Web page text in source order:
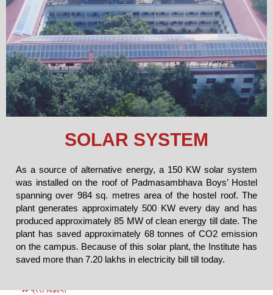
SOLAR SYSTEM
As a source of alternative energy, a 150 KW solar system
was installed on the roof of Padmasambhava Boys’ Hostel
spanning over 984 sq. metres area of the hostel roof. The
plant generates approximately 500 KW every day and has
produced approximately 85 MW of clean energy till date. The
plant has saved approximately 68 tonnes of CO2 emission
on the campus. Because of this solar plant, the Institute has
saved more than 7.20 lakhs in electricity bill till today.
प्रेस विज्ञप्ति